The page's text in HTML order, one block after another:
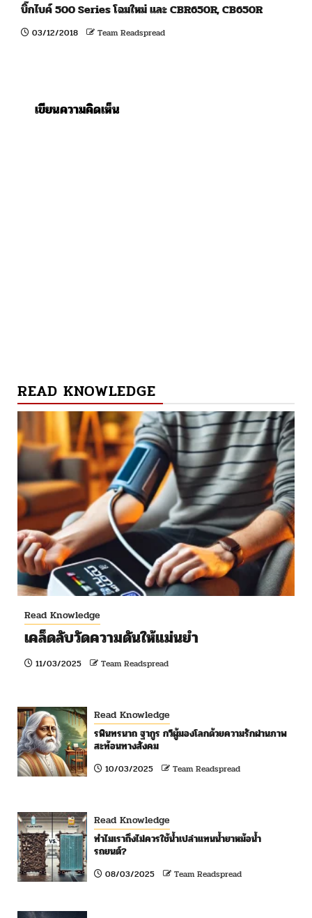
บิ๊กไบค์ 500 Series โฉมใหม่ และ CBR650R, CB650R
03/12/2018 Team Readspread
เขียนความคิดเห็น
READ KNOWLEDGE
Read Knowledge
เคล็ดลับวัดความดันให้แม่นยำ
11/03/2025 Team Readspread
Read Knowledge
รพินทรนาถ ฐากูร กวีผู้มองโลกด้วยความรักผ่านภาพ
สะท้อนทางสังคม
10/03/2025 Team Readspread
Read Knowledge
ทำไมเราถึงไม่ควรใช้น้ำเปล่าแทนน้ำยาหม้อน้ำ
รถยนต์?
08/03/2025 Team Readspread